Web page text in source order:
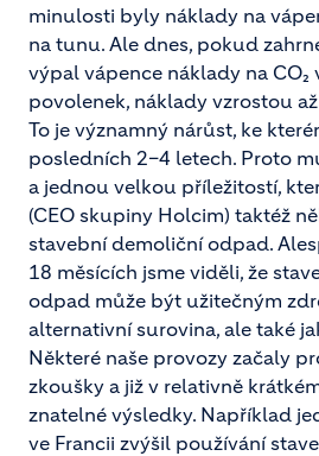
minulosti byly náklady na
na tunu. Ale dnes, pokud
výpal vápence náklady na
povolenek, náklady vzrostou
To je významný nárůst, ke
posledních 2–4 letech. Proto
a jednou velkou příležitostí,
(CEO skupiny Holcim) taktéž
stavební demoliční odpad.
18 měsících jsme viděli, že
odpad může být užitečným
alternativní surovina, ale také
Některé naše provozy začaly
zkoušky a již v relativně
znatelné výsledky. Například
ve Francii zvýšil používání